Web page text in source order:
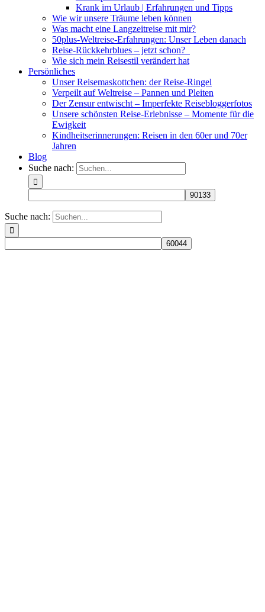
Krank im Urlaub | Erfahrungen und Tipps
Wie wir unsere Träume leben können
Was macht eine Langzeitreise mit mir?
50plus-Weltreise-Erfahrungen: Unser Leben danach
Reise-Rückkehrblues – jetzt schon?
Wie sich mein Reisestil verändert hat
Persönliches
Unser Reisemaskottchen: der Reise-Ringel
Verpeilt auf Weltreise – Pannen und Pleiten
Der Zensur entwischt – Imperfekte Reisebloggerfotos
Unsere schönsten Reise-Erlebnisse – Momente für die
Ewigkeit
Kindheitserinnerungen: Reisen in den 60er und 70er
Jahren
Blog
Suche nach:
Suche nach: